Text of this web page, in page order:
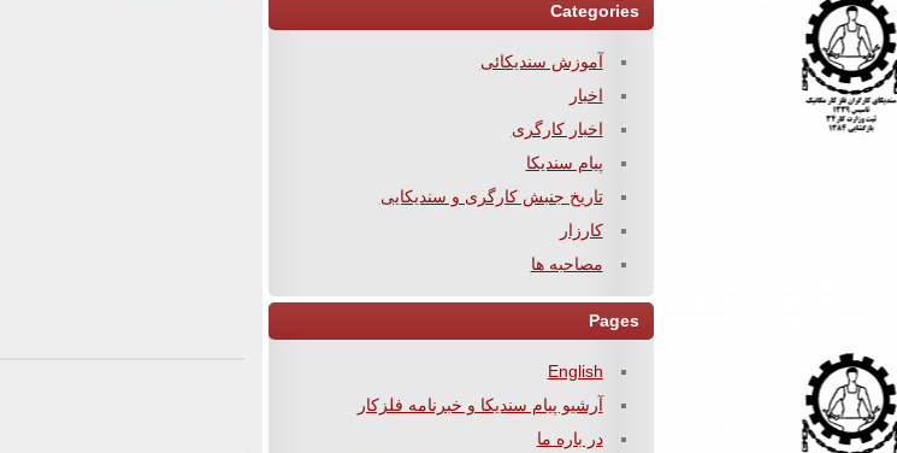
Categories
آموزش سندیکائی
اخبار
اخبار کارگری
پیام سندیکا
تاریخ جنبش کارگری و سندیکایی
کارزار
مصاحبه ها
Pages
English
آرشیو پیام سندیکا و خبرنامه فلزکار
در باره ما